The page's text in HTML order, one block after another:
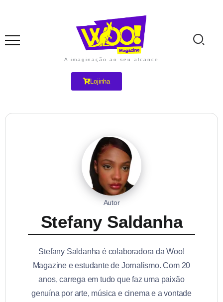
A imaginação ao seu alcance
Lojinha
Autor
Stefany Saldanha
Stefany Saldanha é colaboradora da Woo!
Magazine e estudante de Jornalismo. Com 20
anos, carrega em tudo que faz uma paixão
genuína por arte, música e cinema e a vontade